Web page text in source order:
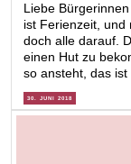
Liebe
ist Ferienzeit, und
doch alle darauf.
einen Hut zu
so ansteht, das ist
30. JUNI 2018